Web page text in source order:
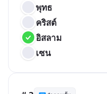
พุทธ
คริสต์
อิสลาม
เซน